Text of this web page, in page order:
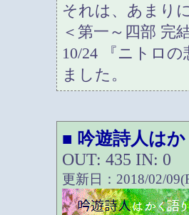
それは、あまり
＜第一～四部 完
10/24 『ニトロ
ました。
■ 吟遊詩人は
OUT: 435 IN: 0
更新日：2018/02/